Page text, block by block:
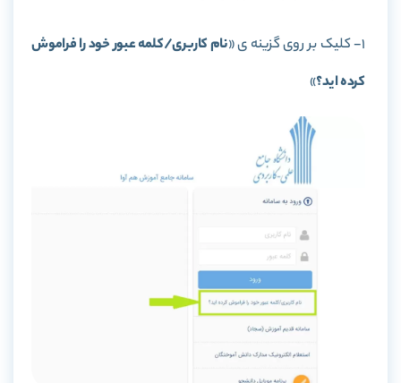
1- کلیک بر روی گزینه ی «
نام کاربری/کلمه عبور خود را فراموش
کرده اید؟»